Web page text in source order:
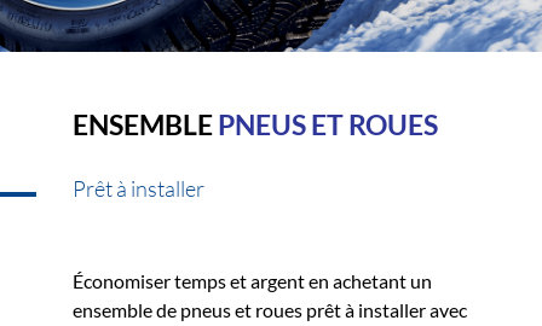
ENSEMBLEPNEUS ET ROUES
Prêt à installer
Économiser temps et argent en achetant un
ensemble de pneus et roues prêt à installer avec